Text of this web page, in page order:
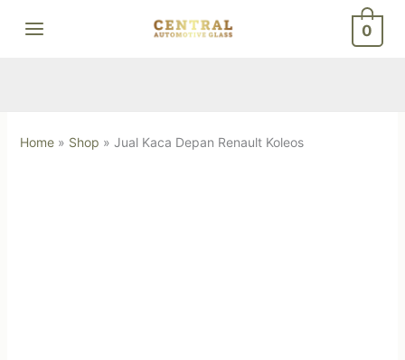
0
Home» Shop » Jual Kaca Depan Renault Koleos